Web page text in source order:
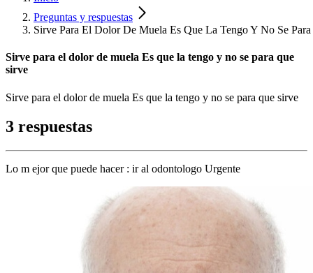
Preguntas y respuestas
Sirve Para El Dolor De Muela Es Que La Tengo Y No Se
Sirve para el dolor de muela Es que la tengo y no se para que
sirve
Sirve para el dolor de muela Es que la tengo y no se para que sirve
3 respuestas
Lo m ejor que puede hacer : ir al odontologo Urgente